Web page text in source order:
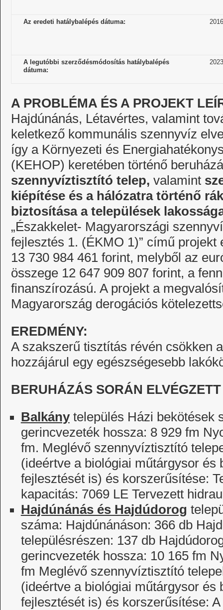
Az eredeti hatálybalépés dátuma:
A legutóbbi szerződésmódosítás hatálybalépés
dátuma:
A PROBLÉMA ÉS A PROJEKT
Hajdúnánás, Létavértes, valamint
keletkező kommunális szennyvíz
így a Környezeti és
(KEHOP) keretében történő
szennyvíztisztító telep, valamint
kiépítése és a hálózatra történő
biztosítása a települések
„Északkelet- Magyarországi
fejlesztés 1. (ÉKMO 1)” című
13 730 984 461 forint, melyből az
összege 12 647 909 807 forint, a
finanszírozású. A projekt a
Magyarország derogációs
EREDMÉNY:
A szakszerű tisztítás révén csökken
hozzájárul egy egészségesebb
BERUHÁZÁS SORÁN
Balkánytelepülés Házi bekötések
gerincvezeték hossza: 8 929 fm
fm. Meglévő szennyvíztisztító
(ideértve a biológiai műtárgysor és
fejlesztését is) és korszerűsítése:
kapacitás: 7069 LE Tervezett
Hajdúnánás és Hajdúdorog
száma: Hajdúnánáson: 366 db
településrészen: 137 db
gerincvezeték hossza: 10 165 fm
fm Meglévő szennyvíztisztító
(ideértve a biológiai műtárgysor és
fejlesztését is) és korszerűsítése: